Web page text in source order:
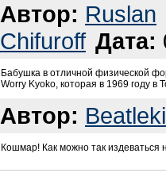
Автор: Ruslan
Chifuroff Дата:
Бабушка в отличной физической
Worry Kyoko, которая в 1969 году
Автор:
Кошмар! Как можно так издеваться